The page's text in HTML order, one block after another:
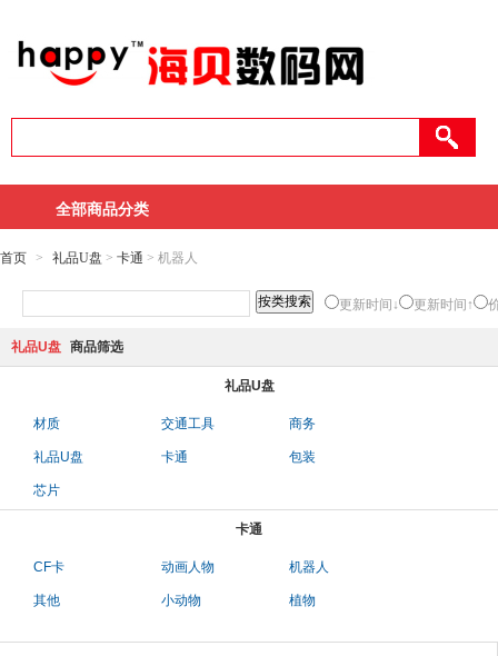
全部商品分类
首页 > 礼品U盘 > 卡通 > 机器人
更新时间↓ 更新时间↑
礼品U盘 商品筛选
礼品U盘
材质 交通工具 商务
礼品U盘 卡通 包装
芯片
卡通
CF卡 动画人物 机器人
其他 小动物 植物